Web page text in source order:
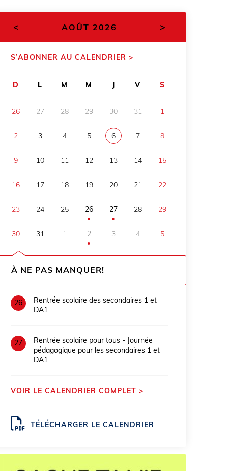
< AOÛT 2026 >
S’ABONNER AU CALENDRIER >
D L M M J V S
26 27 28 29 30 31 1
2 3 4 5 6 7 8
9 10 11 12 13 14 15
16 17 18 19 20 21 22
23 24 25 26
●
27
●
28 29
30 31 1 2
●
3 4 5
À NE PAS MANQUER!
26
Rentrée scolaire des secondaires 1 et
DA1
27
Rentrée scolaire pour tous - Journée
pédagogique pour les secondaires 1 et
DA1
VOIR LE CALENDRIER COMPLET >
TÉLÉCHARGER LE CALENDRIER